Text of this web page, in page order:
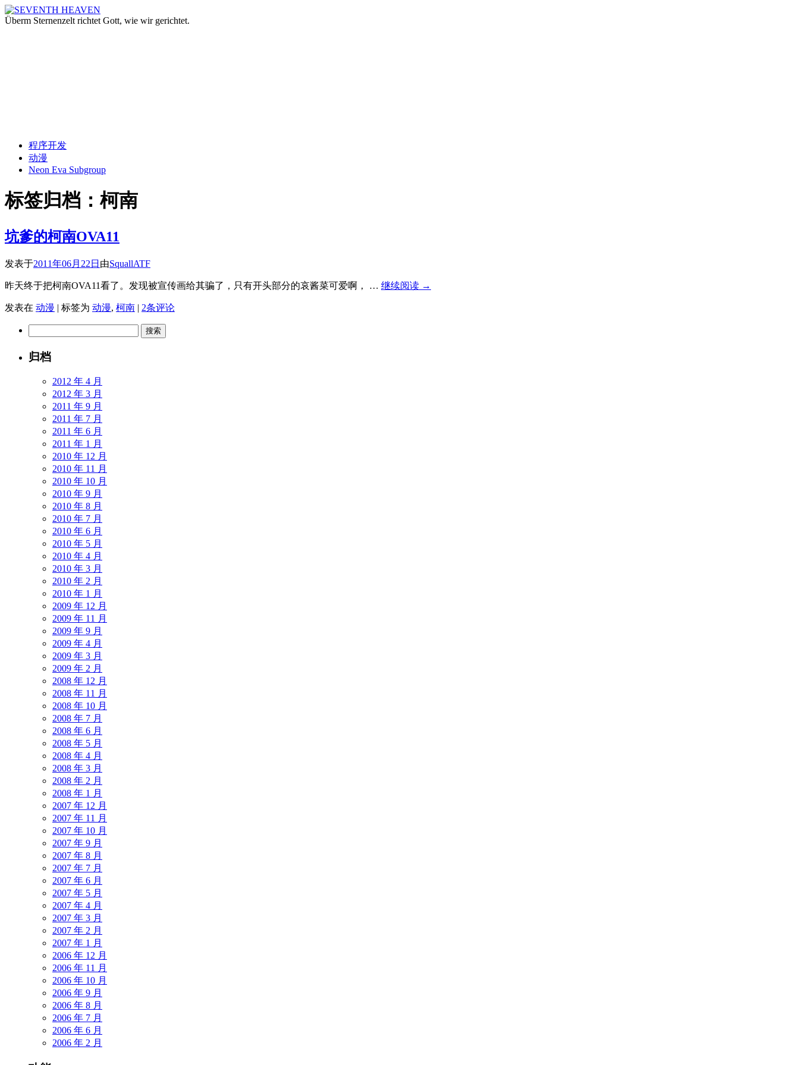
Überm Sternenzelt richtet Gott, wie wir gerichtet.
程序开发
动漫
Neon Eva Subgroup
标签归档： 柯南
坑爹的柯南OVA11
发表于2011年06月22日 由SquallATF
昨天终于把柯南OVA11看了。发现被宣传画给其骗了，只有开头部分的哀酱菜可爱啊， … 继续阅读 →
发表在 动漫 | 标签为 动漫, 柯南 | 2条评论
归档
2012 年 4 月
2012 年 3 月
2011 年 9 月
2011 年 7 月
2011 年 6 月
2011 年 1 月
2010 年 12 月
2010 年 11 月
2010 年 10 月
2010 年 9 月
2010 年 8 月
2010 年 7 月
2010 年 6 月
2010 年 5 月
2010 年 4 月
2010 年 3 月
2010 年 2 月
2010 年 1 月
2009 年 12 月
2009 年 11 月
2009 年 9 月
2009 年 4 月
2009 年 3 月
2009 年 2 月
2008 年 12 月
2008 年 11 月
2008 年 10 月
2008 年 7 月
2008 年 6 月
2008 年 5 月
2008 年 4 月
2008 年 3 月
2008 年 2 月
2008 年 1 月
2007 年 12 月
2007 年 11 月
2007 年 10 月
2007 年 9 月
2007 年 8 月
2007 年 7 月
2007 年 6 月
2007 年 5 月
2007 年 4 月
2007 年 3 月
2007 年 2 月
2007 年 1 月
2006 年 12 月
2006 年 11 月
2006 年 10 月
2006 年 9 月
2006 年 8 月
2006 年 7 月
2006 年 6 月
2006 年 2 月